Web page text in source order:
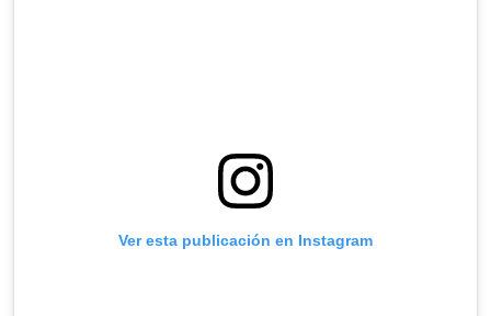
Ver esta publicación en Instagram